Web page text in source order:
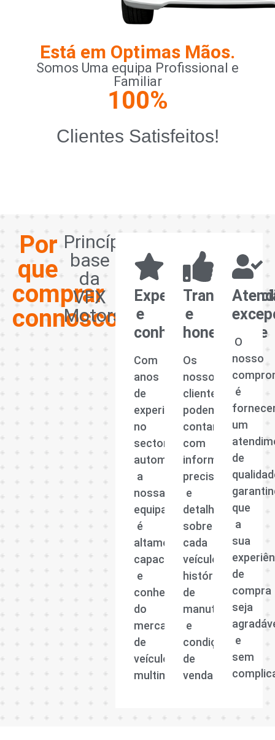
Está em Optimas Mãos.
Somos Uma equipa Profissional e
Familiar
Clientes Satisfeitos!
100%
Por
que
comprar
connosco?
Princípios
base
da
VFX
Motors
Experiência
e
conhecimento
Com
anos
de
experiência
no
sector
automóvel,
a
nossa
equipa
é
altamente
capacitada
e
conhecedora
do
mercado
de
veículos
multimarcas.
e
honestidade
Os
nossos
clientes
podem
contar
com
informações
precisas
e
detalhadas
sobre
cada
veículo,
histórico
de
manutenção
e
condições
de
venda.
O
nosso
é
um
de
que
a
sua
de
compra
seja
e
sem